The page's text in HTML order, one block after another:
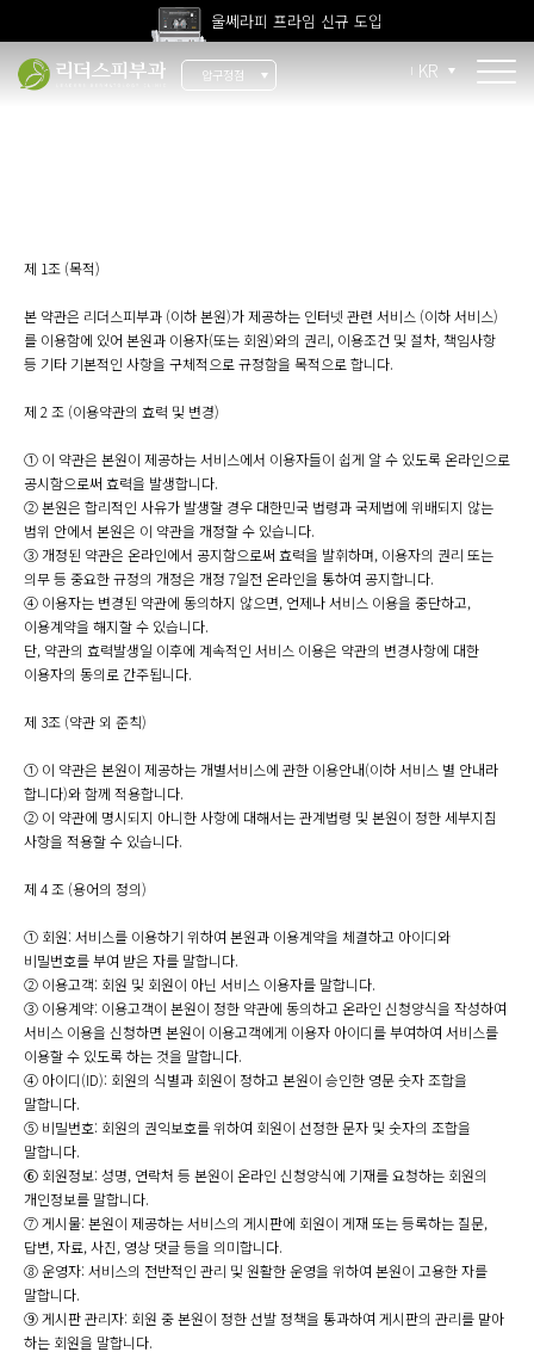
울쎄라피 프라임 신규 도입
고압산소치료 신규 도입
압구정점 KR
눈가 실리프팅
팔자주름
목주름
제 1조 (목적)
본 약관은 리더스피부과 (이하 본원)가 제공하는 인터넷 관련 서비스 (이하 서비스)
를 이용함에 있어 본원과 이용자(또는 회원)와의 권리, 이용조건 및 절차, 책임사항
등 기타 기본적인 사항을 구체적으로 규정함을 목적으로 합니다.
제 2 조 (이용약관의 효력 및 변경)
① 이 약관은 본원이 제공하는 서비스에서 이용자들이 쉽게 알 수 있도록 온라인으로
공시함으로써 효력을 발생합니다.
② 본원은 합리적인 사유가 발생할 경우 대한민국 법령과 국제법에 위배되지 않는
범위 안에서 본원은 이 약관을 개정할 수 있습니다.
③ 개정된 약관은 온라인에서 공지함으로써 효력을 발휘하며, 이용자의 권리 또는
의무 등 중요한 규정의 개정은 개정 7일전 온라인을 통하여 공지합니다.
④ 이용자는 변경된 약관에 동의하지 않으면, 언제나 서비스 이용을 중단하고,
이용계약을 해지할 수 있습니다.
단, 약관의 효력발생일 이후에 계속적인 서비스 이용은 약관의 변경사항에 대한
이용자의 동의로 간주됩니다.
제 3조 (약관 외 준칙)
① 이 약관은 본원이 제공하는 개별서비스에 관한 이용안내(이하 서비스 별 안내라
합니다)와 함께 적용합니다.
② 이 약관에 명시되지 아니한 사항에 대해서는 관계법령 및 본원이 정한 세부지침
사항을 적용할 수 있습니다.
제 4 조 (용어의 정의)
① 회원: 서비스를 이용하기 위하여 본원과 이용계약을 체결하고 아이디와
비밀번호를 부여 받은 자를 말합니다.
② 이용고객: 회원 및 회원이 아닌 서비스 이용자를 말합니다.
③ 이용계약: 이용고객이 본원이 정한 약관에 동의하고 온라인 신청양식을 작성하여
서비스 이용을 신청하면 본원이 이용고객에게 이용자 아이디를 부여하여 서비스를
이용할 수 있도록 하는 것을 말합니다.
④ 아이디(ID): 회원의 식별과 회원이 정하고 본원이 승인한 영문 숫자 조합을
말합니다.
⑤ 비밀번호: 회원의 권익보호를 위하여 회원이 선정한 문자 및 숫자의 조합을
말합니다.
⑥ 회원정보: 성명, 연락처 등 본원이 온라인 신청양식에 기재를 요청하는 회원의
개인정보를 말합니다.
⑦ 게시물: 본원이 제공하는 서비스의 게시판에 회원이 게재 또는 등록하는 질문,
답변, 자료, 사진, 영상 댓글 등을 의미합니다.
⑧ 운영자: 서비스의 전반적인 관리 및 원활한 운영을 위하여 본원이 고용한 자를
말합니다.
⑨ 게시판 관리자: 회원 중 본원이 정한 선발 정책을 통과하여 게시판의 관리를 맡아
하는 회원을 말합니다.